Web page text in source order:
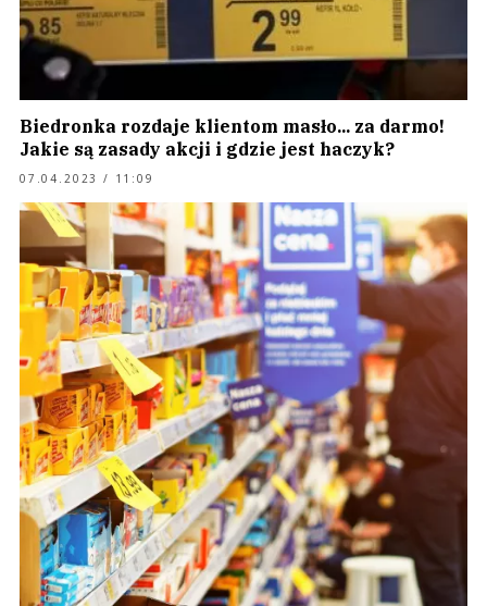
Biedronka rozdaje klientom masło... za darmo!
Jakie są zasady akcji i gdzie jest haczyk?
07.04.2023 / 11:09